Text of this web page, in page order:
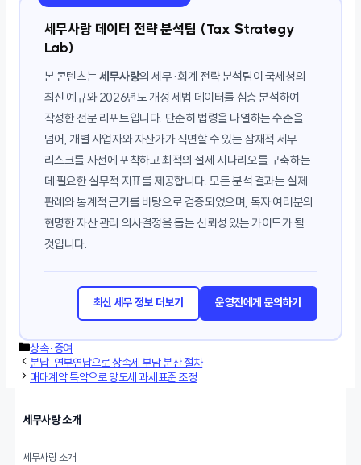
세무사랑 데이터 전략 분석팀 (Tax Strategy
Lab)
본 콘텐츠는세무사랑의 세무·회계 전략 분석팀이 국세청의
최신 예규와 2026년도 개정 세법 데이터를 심층 분석하여
작성한 전문 리포트입니다. 단순히 법령을 나열하는 수준을
넘어, 개별 사업자와 자산가가 직면할 수 있는 잠재적 세무
리스크를 사전에 포착하고 최적의 절세 시나리오를 구축하는
데 필요한 실무적 지표를 제공합니다. 모든 분석 결과는 실제
판례와 통계적 근거를 바탕으로 검증되었으며, 독자 여러분의
현명한 자산 관리 의사결정을 돕는 신뢰성 있는 가이드가 될
것입니다.
최신 세무 정보 더보기 운영진에게 문의하기
카
테
고
상속·증여
분납·연부연납으로 상속세 부담 분산 절차
매매계약 특약으로 양도세 과세표준 조정
세무사랑 소개
세무사랑 소개